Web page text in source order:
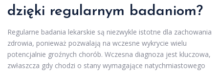
dzięki regularnym badaniom?
Regularne badania lekarskie są niezwykle istotne dla zachowania
zdrowia, ponieważ pozwalają na wczesne wykrycie wielu
potencjalnie groźnych chorób. Wczesna diagnoza jest kluczowa,
zwłaszcza gdy chodzi o stany wymagające natychmiastowego